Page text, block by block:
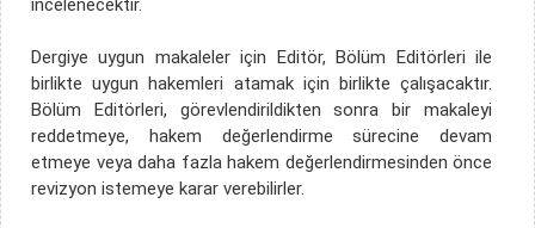
incelenecektir.
Dergiye uygun makaleler için Editör, Bölüm Editörleri ile
birlikte uygun hakemleri atamak için birlikte çalışacaktır.
Bölüm Editörleri, görevlendirildikten sonra bir makaleyi
reddetmeye, hakem değerlendirme sürecine devam
etmeye veya daha fazla hakem değerlendirmesinden önce
revizyon istemeye karar verebilirler.